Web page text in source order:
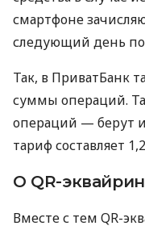
смартфоне
следующий день
Так, в ПриватБанк
суммы операций.
операций — берут и
тариф составляет
О QR-
Вместе с тем QR-